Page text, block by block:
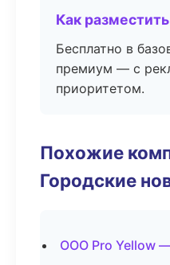
Как
Бесплатно в
премиум — с
приоритетом.
Похожие
Городские
ООО Pro Yellow